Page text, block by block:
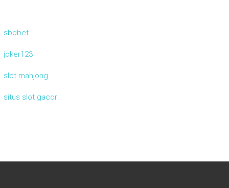
sbobet
joker123
slot mahjong
situs slot gacor